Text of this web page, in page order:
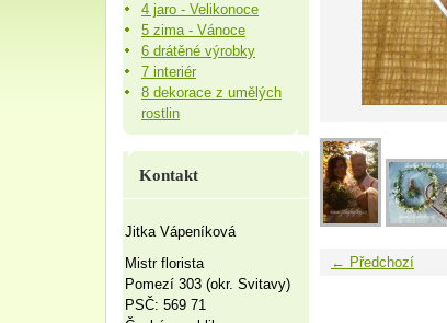
← Předchozí
4 jaro - Velikonoce
5 zima - Vánoce
6 drátěné výrobky
7 interiér
8 dekorace z umělých
rostlin
Kontakt
Jitka Vápeníková
Mistr florista
Pomezí 303 (okr. Svitavy)
PSČ: 569 71